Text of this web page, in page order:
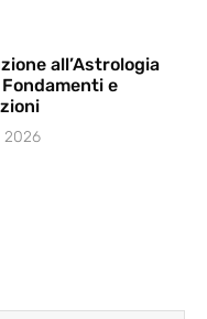
all’Astrologia
e
2026